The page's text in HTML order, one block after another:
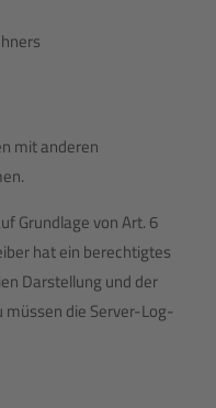
mit anderen
Grundlage von Art. 6
hat ein berechtigtes
Darstellung und der
die Server-Log-